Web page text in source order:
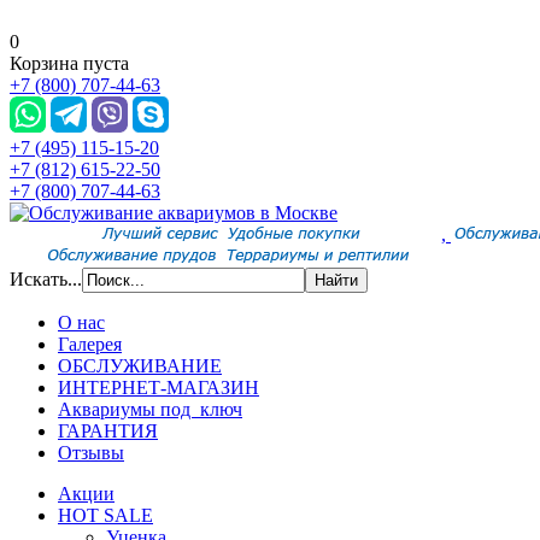
0
Корзина пуста
+7 (800) 707-44-63
+7 (495) 115-15-20
+7 (812) 615-22-50
+7 (800) 707-44-63
,
Искать...
О нас
Галерея
ОБСЛУЖИВАНИЕ
ИНТЕРНЕТ-МАГАЗИН
Аквариумы под ключ
ГАРАНТИЯ
Отзывы
Акции
HOT SALE